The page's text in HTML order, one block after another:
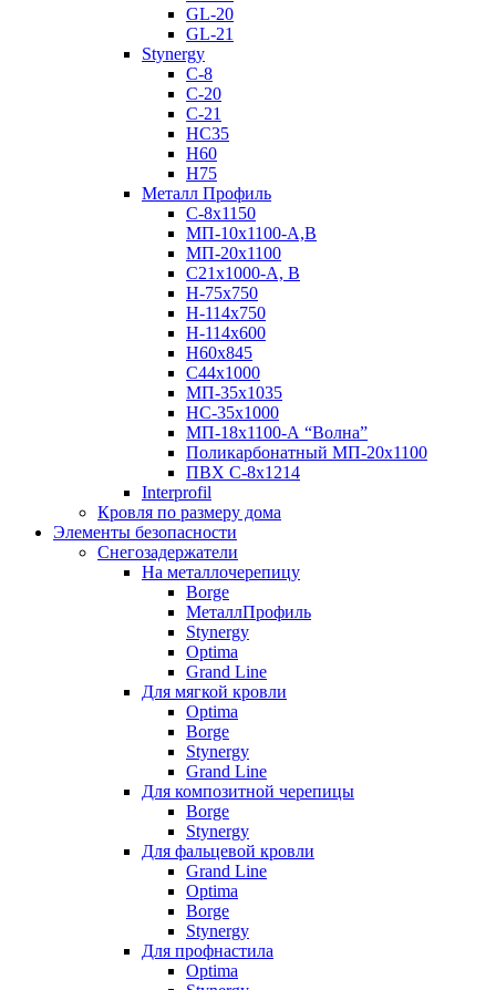
GL-20
GL-21
Stynergy
C-8
C-20
C-21
НС35
Н60
H75
Металл Профиль
С-8х1150
МП-10x1100-А,В
МП-20х1100
С21х1000-А, В
H-75х750
Н-114х750
Н-114х600
Н60х845
С44х1000
МП-35х1035
НС-35х1000
МП-18х1100-А “Волна”
Поликарбонатный МП-20х1100
ПВХ С-8х1214
Interprofil
Кровля по размеру дома
Элементы безопасности
Снегозадержатели
На металлочерепицу
Borge
МеталлПрофиль
Stynergy
Optima
Grand Line
Для мягкой кровли
Optima
Borge
Stynergy
Grand Line
Для композитной черепицы
Borge
Stynergy
Для фальцевой кровли
Grand Line
Optima
Borge
Stynergy
Для профнастила
Optima